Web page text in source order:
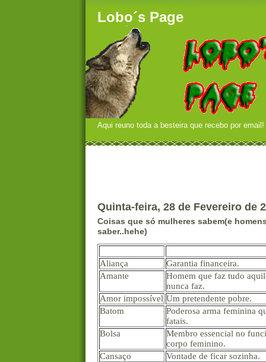
Lobo´s Page
Aqui reuno toda a besteira que recebo por
Quinta-feira, 28 de Fevereiro de
Coisas que só mulheres sabem(e
saber..hehe)
Aliança
Garantia financeira.
Amante
Homem que faz tudo
nunca faz.
Amor impossível Um pretendente pobre.
Batom
Poderosa arma feminina
fatais.
Bolsa
Membro essencial no
corpo feminino.
Cansaço
Vontade de ficar sozinha.